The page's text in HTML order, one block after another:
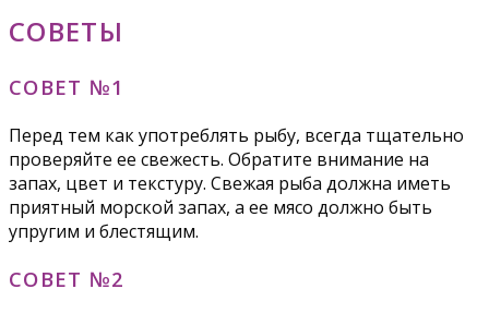
СОВЕТЫ
СОВЕТ №1
Перед тем как употреблять рыбу, всегда тщательно
проверяйте ее свежесть. Обратите внимание на
запах, цвет и текстуру. Свежая рыба должна иметь
приятный морской запах, а ее мясо должно быть
упругим и блестящим.
СОВЕТ №2